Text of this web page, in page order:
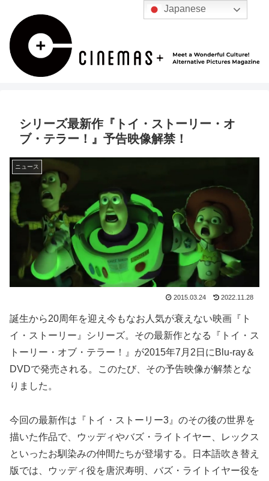
シリーズ最新作『トイ・ストーリー・オ
ブ・テラー！』予告映像解禁！
ニュース
2015.03.24 2022.11.28
誕生から20周年を迎え今もなお人気が衰えない映画『ト
イ・ストーリー』シリーズ。その最新作となる『トイ・ス
トーリー・オブ・テラー！』が2015年7月2日にBlu-ray＆
DVDで発売される。このたび、その予告映像が解禁とな
りました。
今回の最新作は『トイ・ストーリー3』のその後の世界を
描いた作品で、ウッディやバズ・ライトイヤー、レックス
といったお馴染みの仲間たちが登場する。日本語吹き替え
版では、ウッディ役を唐沢寿明、バズ・ライトイヤー役を
Japanese